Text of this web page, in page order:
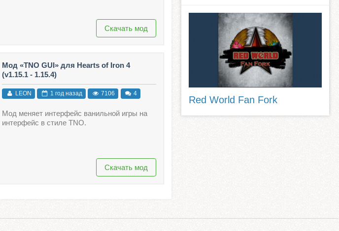
Скачать мод
Мод «TNO GUI» для Hearts of Iron 4
(v1.15.1 - 1.15.4)
LEON 1 год назад 7106 4
Мод меняет интерфейс ванильной игры на
интерфейс в стиле TNO.
Скачать мод
Red World Fan Fork